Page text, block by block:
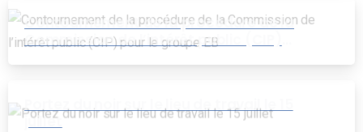
Contournement de la procédure de la
Commission de l’intérêt public (CIP)
pour le groupe EB
Portez du noir sur le lieu de travail le 15
juillet